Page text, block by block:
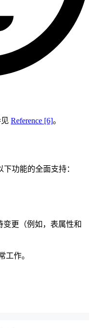
Reference [6]。
下功能的全面支持：
变更（例如，表属性和
工作。